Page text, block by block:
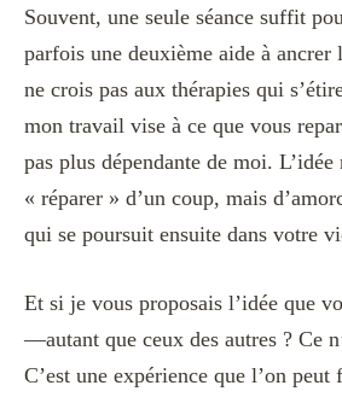
Souvent, une seule séance suffit
parfois une deuxième aide à ancrer
ne crois pas aux thérapies qui
mon travail vise à ce que vous
pas plus dépendante de moi. L’idée
« réparer » d’un coup, mais
qui se poursuit ensuite dans votre
Et si je vous proposais l’idée que
—autant que ceux des autres ? Ce
C’est une expérience que l’on peut